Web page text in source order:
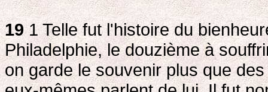
191 Telle fut l'histoire du
Philadelphie, le douzième à
on garde le souvenir plus que